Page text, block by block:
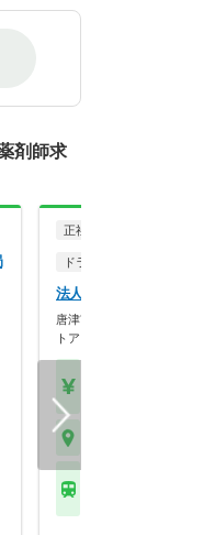
剤師求
正社員
ドラッグストア（OTCのみ
法人名非公開
唐津市を中心に薬局とドラ
トアを展開している薬…